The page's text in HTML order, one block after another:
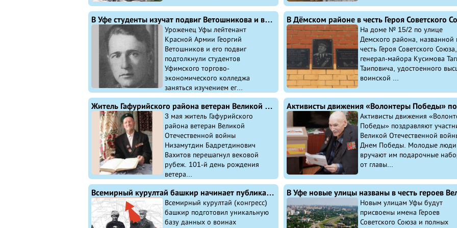
В Уфе студенты изучат подвиг Ветошникова и выступят с инициативой увековечить его имя
Уроженец Уфы лейтенант
Красной Армии Георгий
Ветошников и его подвиг
подтолкнули студентов
Уфимского торгово-
экономического колледжа
заняться изучением ег...
На доме № 15/2 по улице
Демского района, названной
честь Героя Советского Союза,
генерал-майора Кусимова
Таиповича, удостоенного
воинской ...
Житель Гафурийского района ветеран Великой Отечественной войны Низамутдин Бадретдинович Вахитов отметил 101-й день рождения
3 мая житель Гафурийского
района ветеран Великой
Отечественной войны
Низамутдин Бадретдинович
Вахитов перешагнул вековой
рубеж. 101-й день рождения
ветера...
Активисты движения
Победы» поздравляют
Великой Отечественной
Днем Победы. Молодые люди
вручают им подарочные
от главы...
Всемирный курултай башкир начинает публикацию имен шаймуратовцев
Всемирный курултай (конгресс)
башкир подготовил уникальную
базу данных о воинах
Новым улицам Уфы будут
присвоены имена Героев
Советского Союза и полных